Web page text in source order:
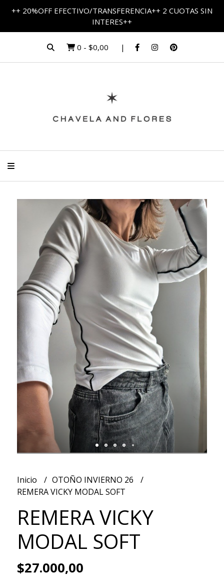
++ 20%OFF EFECTIVO/TRANSFERENCIA++ 2 CUOTAS SIN
INTERES++
0 - $0,00
Inicio
OTOÑO INVIERNO 26
REMERA VICKY MODAL SOFT
REMERA VICKY
MODAL SOFT
$27.000,00